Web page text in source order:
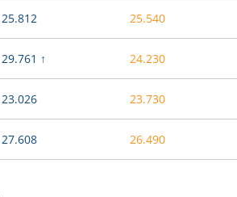
25.812 25.540
29.761 ↑ 24.230
23.026 23.730
27.608 26.490